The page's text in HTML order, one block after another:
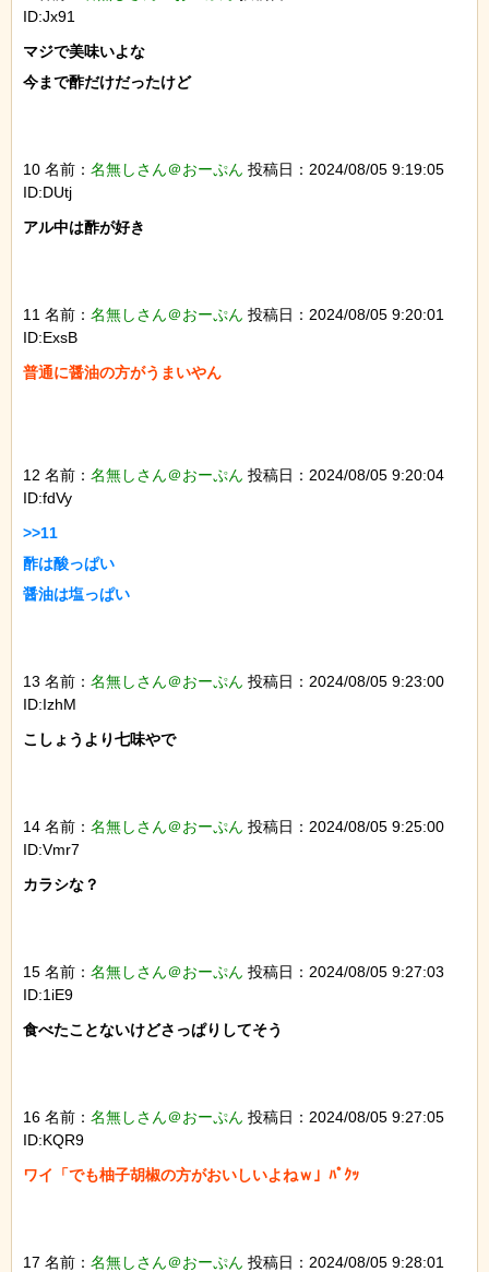
ID:Jx91
マジで美味いよな
今まで酢だけだったけど
10 名前： 名無しさん＠おーぷん 投稿日：2024/08/05 9:19:05
ID:DUtj
アル中は酢が好き
11 名前： 名無しさん＠おーぷん 投稿日：2024/08/05 9:20:01
ID:ExsB
普通に醤油の方がうまいやん
12 名前： 名無しさん＠おーぷん 投稿日：2024/08/05 9:20:04
ID:fdVy
>>11
酢は酸っぱい
醤油は塩っぱい
13 名前： 名無しさん＠おーぷん 投稿日：2024/08/05 9:23:00
ID:IzhM
こしょうより七味やで
14 名前： 名無しさん＠おーぷん 投稿日：2024/08/05 9:25:00
ID:Vmr7
カラシな？
15 名前： 名無しさん＠おーぷん 投稿日：2024/08/05 9:27:03
ID:1iE9
食べたことないけどさっぱりしてそう
16 名前： 名無しさん＠おーぷん 投稿日：2024/08/05 9:27:05
ID:KQR9
ワイ「でも柚子胡椒の方がおいしいよねｗ」ﾊﾟｸｯ
17 名前： 名無しさん＠おーぷん 投稿日：2024/08/05 9:28:01